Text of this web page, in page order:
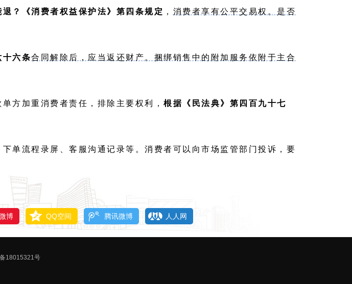
？《消费者权益保护法》第四条规定 ， 消费者享有公平交易权。是否
十六条合同解除后，应当返还财产。捆绑销售中的附加服务依附于主合
单方加重消费者责任，排除主要权利，根据《民法典》第四百九十七
单流程录屏、客服沟通记录等。消费者可以向市场监管部门投诉，要
博 QQ空间 腾讯微博 人人网
18015321号